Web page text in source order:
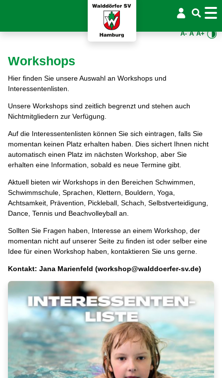
A- A A+
Workshops
Hier finden Sie unsere Auswahl an Workshops und
Interessentenlisten.
Unsere Workshops sind zeitlich begrenzt und stehen auch
Nichtmitgliedern zur Verfügung.
Auf die Interessentenlisten können Sie sich eintragen, falls Sie
momentan keinen Platz erhalten haben. Dies sichert Ihnen nicht
automatisch einen Platz im nächsten Workshop, aber Sie
erhalten eine Information, sobald es neue Termine gibt.
Aktuell bieten wir Workshops in den Bereichen Schwimmen,
Schwimmschule, Sprachen, Klettern, Bouldern, Yoga,
Achtsamkeit, Prävention, Pickleball, Schach, Selbstverteidigung,
Dance, Tennis und Beachvolleyball an.
Sollten Sie Fragen haben, Interesse an einem Workshop, der
momentan nicht auf unserer Seite zu finden ist oder selber eine
Idee für einen Workshop haben, kontaktieren Sie uns gerne.
Kontakt: Jana Marienfeld (workshop@walddoerfer-sv.de)